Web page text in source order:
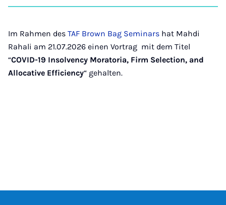
auf auf auf auf über
Mail
Im Rahmen des TAF Brown Bag Seminars hat Mahdi
Rahali am 21.07.2026 einen Vortrag mit dem Titel
“COVID-19 Insolvency Moratoria, Firm Selection, and
Allocative Efficiency“ gehalten.